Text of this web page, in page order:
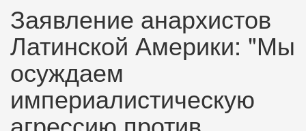
Заявление анархистов
Латинской Америки: "Мы
осуждаем
империалистическую